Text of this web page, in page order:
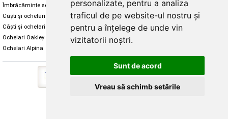
personalizate, pentru a analiza
traficul de pe website-ul nostru și
pentru a înțelege de unde vin
vizitatorii noștri.
Sunt de acord
Vreau să schimb setările
Îmbrăcăminte schi și snowboard
Căști și ochelari de iarnă
Căști și ochelari Alpina
Ochelari Oakley
Ochelari Alpina
Cum aleg rolele
Cum aleg ochelarii
Ochelari de soare Oakley
Ochelari de soare Alpina